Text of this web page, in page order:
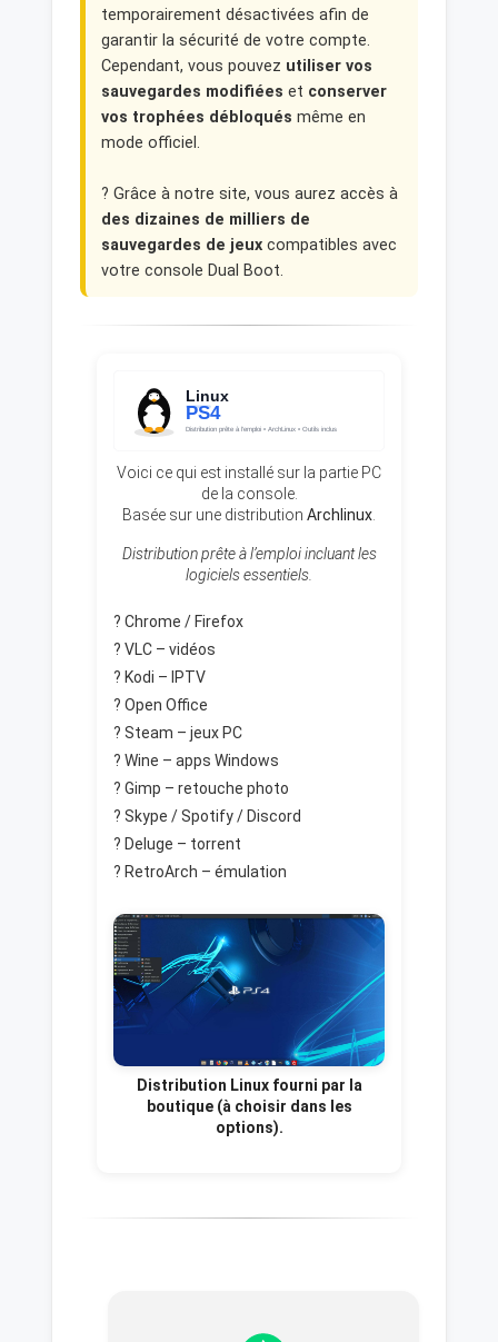
temporairement désactivées afin de
garantir la sécurité de votre compte.
Cependant, vous pouvez utiliser vos
sauvegardes modifiées et conserver
vos trophées débloqués même en
mode officiel.
? Grâce à notre site, vous aurez accès à
des dizaines de milliers de
sauvegardes de jeux compatibles avec
votre console Dual Boot.
Voici ce qui est installé sur la partie PC
de la console.
Basée sur une distribution Archlinux
Distribution prête à l’emploi incluant les
logiciels essentiels.
? Chrome / Firefox
? VLC – vidéos
? Kodi – IPTV
? Open Office
? Steam – jeux PC
? Wine – apps Windows
? Gimp – retouche photo
? Skype / Spotify / Discord
? Deluge – torrent
?️ RetroArch – émulation
Distribution Linux fourni par la
boutique (à choisir dans les
options).